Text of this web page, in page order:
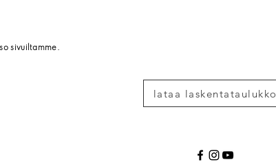
sivuiltamme.
lataa laskentataulukko